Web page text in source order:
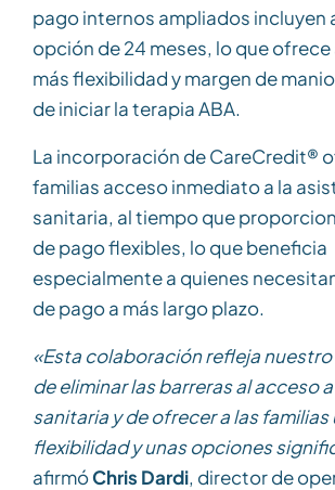
pago internos ampliados incluyen
opción de 24 meses, lo que ofrece
más flexibilidad y margen de
de iniciar la terapia ABA.
La incorporación de CareCredit®
familias acceso inmediato a la
sanitaria, al tiempo que
de pago flexibles, lo que beneficia
especialmente a quienes
de pago a más largo plazo.
«Esta colaboración refleja
de eliminar las barreras al acceso
sanitaria y de ofrecer a las familias
flexibilidad y unas opciones
afirmóChris Dardi, director de